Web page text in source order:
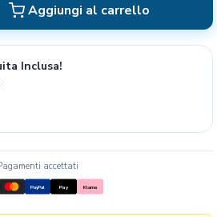
Aggiungi al carrello
Inclusa!
accettati
PayPal Pay Klarna